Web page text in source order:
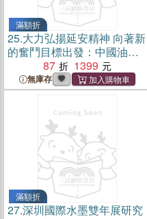
滿額折
25.大力弘揚延安精神 向著新
的奮鬥目標出發：中國油畫
名家筆下的延安（簡體書）
87 1399
無庫存
滿額折
27.深圳國際水墨雙年展研究